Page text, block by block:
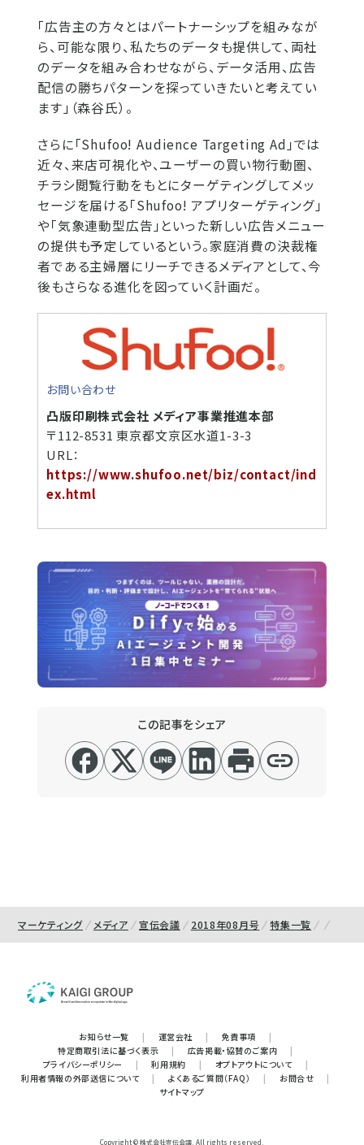
「広告主の方々とはパートナーシップを組みなが
ら、可能な限り、私たちのデータも提供して、両社
のデータを組み合わせながら、データ活用、広告
配信の勝ちパターンを探っていきたいと考えてい
ます」（森谷氏）。
さらに「Shufoo! Audience Targeting Ad」では
近々、来店可視化や、ユーザーの買い物行動圏、
チラシ閲覧行動をもとにターゲティングしてメッ
セージを届ける「Shufoo! アプリターゲティング」
や「気象連動型広告」といった新しい広告メニュー
の提供も予定しているという。家庭消費の決裁権
者である主婦層にリーチできるメディアとして、今
後もさらなる進化を図っていく計画だ。
お問い合わせ
凸版印刷株式会社 メディア事業推進本部
〒112-8531 東京都文京区水道1-3-3
URL：
https://www.shufoo.net/biz/contact/ind
ex.html
この記事をシェア
マーケティング メディア 宣伝会議 2018年08月号 特集一覧
お知らせ一覧 | 運営会社 | 免責事項
|
特定商取引法に基づく表示
| 広告掲載・協賛のご案内
|
プライバシーポリシー
| 利用規約 | オプトアウトについて
|
利用者情報の外部送信について
| よくあるご質問（FAQ） | お問合せ
|
サイトマップ
Copyright © 株式会社宣伝会議. All rights reserved.